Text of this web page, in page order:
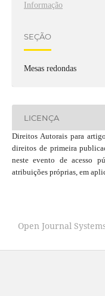
Informação
SEÇÃO
Mesas redondas
LICENÇA
Direitos Autorais para
direitos de primeira
neste evento de acesso
atribuições próprias, em
Open Journal